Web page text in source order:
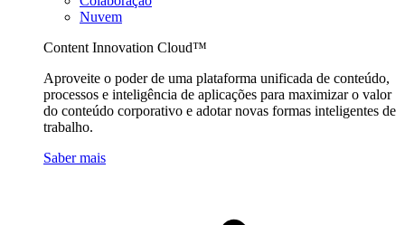
Nuvem
Content Innovation Cloud™
Aproveite o poder de uma plataforma unificada de conteúdo,
processos e inteligência de aplicações para maximizar o valor
do conteúdo corporativo e adotar novas formas inteligentes de
trabalho.
Saber mais